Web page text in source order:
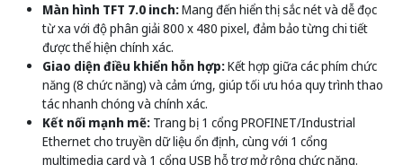
Màn hình TFT 7.0 inch:Mang đến hiển thị sắc nét và dễ đọc
từ xa với độ phân giải 800 x 480 pixel, đảm bảo từng chi tiết
được thể hiện chính xác.
Giao diện điều khiển hỗn hợp:Kết hợp giữa các phím chức
năng (8 chức năng) và cảm ứng, giúp tối ưu hóa quy trình thao
tác nhanh chóng và chính xác.
Kết nối mạnh mẽ: Trang bị 1 cổng PROFINET/Industrial
Ethernet cho truyền dữ liệu ổn định, cùng với 1 cổng
multimedia card và 1 cổng USB hỗ trợ mở rộng chức năng.